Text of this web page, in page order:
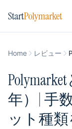
StartPolymarket
Home レビュー
年）| 手
ット種